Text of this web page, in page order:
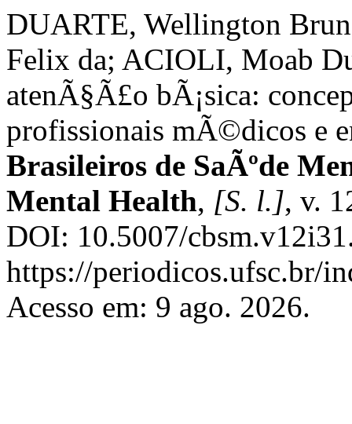
DUARTE, Wellington
Felix da; ACIOLI, Moab
atenÃ§Ã£o bÃ¡sica:
profissionais mÃ©dicos e
Brasileiros de SaÃºde
Mental Health, [S. l.], v.
DOI: 10.5007/
https://periodicos.ufsc.br/
Acesso em: 9 ago. 2026.